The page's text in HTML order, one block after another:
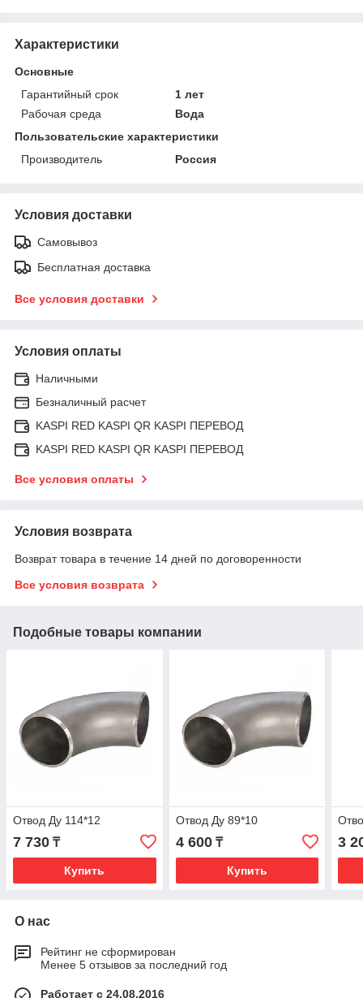
Характеристики
Основные
Гарантийный срок
1 лет
Рабочая среда
Вода
Пользовательские характеристики
Производитель
Россия
Условия доставки
Самовывоз
Бесплатная доставка
Все условия доставки
Условия оплаты
Наличными
Безналичный расчет
KASPI RED KASPI QR KASPI ПЕРЕВОД
KASPI RED KASPI QR KASPI ПЕРЕВОД
Все условия оплаты
Условия возврата
Возврат товара в течение 14 дней по договоренности
Все условия возврата
Подобные товары компании
Отвод Ду 114*12
7 730 ₸
Купить
Отвод Ду 89*10
4 600₸
Купить
3
О нас
Рейтинг не сформирован
Менее 5 отзывов за последний год
Работает с 24.08.2016